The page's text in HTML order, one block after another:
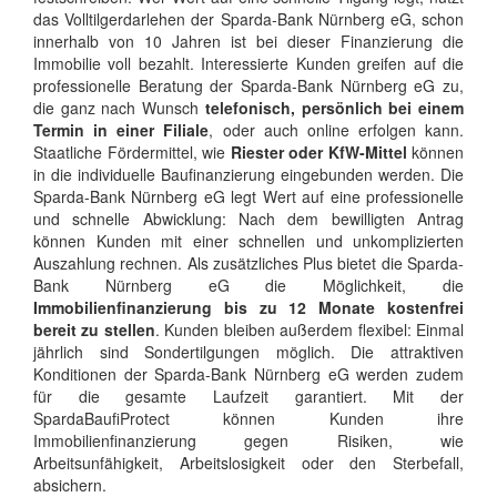
das Volltilgerdarlehen der Sparda-Bank Nürnberg eG, schon
innerhalb von 10 Jahren ist bei dieser Finanzierung die
Immobilie voll bezahlt. Interessierte Kunden greifen auf die
professionelle Beratung der Sparda-Bank Nürnberg eG zu,
die ganz nach Wunsch telefonisch, persönlich bei einem
Termin in einer Filiale, oder auch online erfolgen kann.
Staatliche Fördermittel, wie Riester oder KfW-Mittel können
in die individuelle Baufinanzierung eingebunden werden. Die
Sparda-Bank Nürnberg eG legt Wert auf eine professionelle
und schnelle Abwicklung: Nach dem bewilligten Antrag
können Kunden mit einer schnellen und unkomplizierten
Auszahlung rechnen. Als zusätzliches Plus bietet die Sparda-
Bank Nürnberg eG die Möglichkeit, die
Immobilienfinanzierung bis zu 12 Monate kostenfrei
bereit zu stellen. Kunden bleiben außerdem flexibel: Einmal
jährlich sind Sondertilgungen möglich. Die attraktiven
Konditionen der Sparda-Bank Nürnberg eG werden zudem
für die gesamte Laufzeit garantiert. Mit der
SpardaBaufiProtect können Kunden ihre
Immobilienfinanzierung gegen Risiken, wie
Arbeitsunfähigkeit, Arbeitslosigkeit oder den Sterbefall,
absichern.